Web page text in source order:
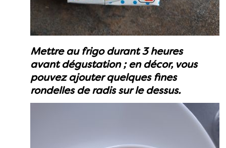
Mettre au frigo durant 3 heures
avant dégustation ; en décor, vous
pouvez ajouter quelques fines
rondelles de radis sur le dessus.